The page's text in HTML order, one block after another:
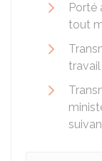
Porté
tout